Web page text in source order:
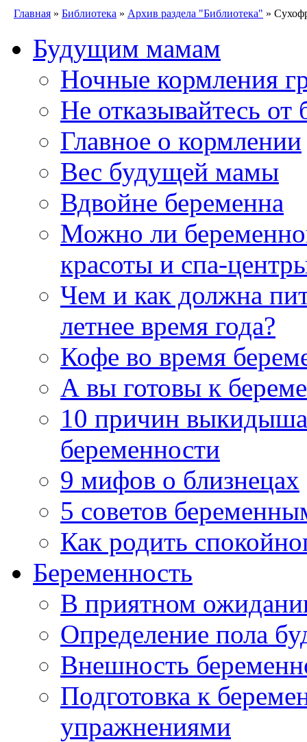
Главная » Библиотека » Архив раздела "Библиотека" »
Будущим мамам
Ночные кормления
Не отказывайтесь от
Главное о кормлении
Вес будущей мамы
Вдвойне беременна
Можно ли
красоты и спа-
Чем и как должна
летнее время года?
Кофе во время
А вы готовы к
10 причин
беременности
9 мифов о близнецах
5 советов
Как родить
Беременность
В приятном
Определение пола
Внешность
Подготовка к
упражнениями